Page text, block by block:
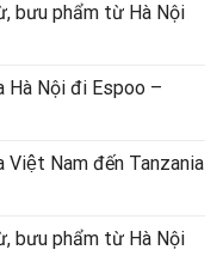
bưu phẩm từ Hà Nội
Hà Nội đi Espoo –
Việt Nam đến Tanzania
bưu phẩm từ Hà Nội